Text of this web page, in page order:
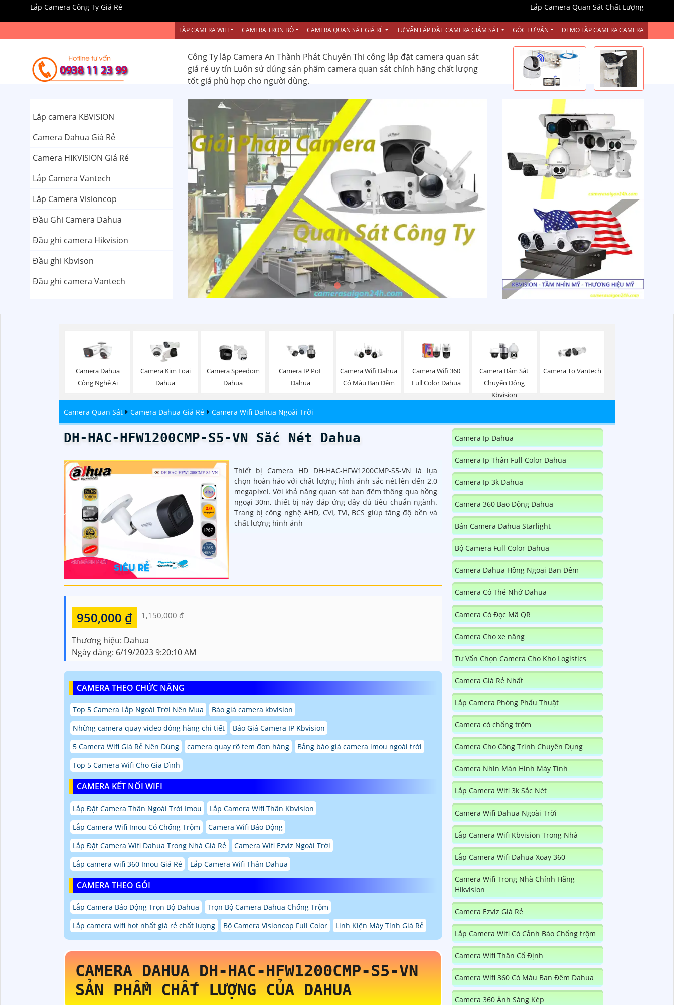
Lắp Camera Công Ty Giá Rẻ Lắp Camera Quan Sát Chất Lượng
LẮP CAMERA WIFI CAMERA TRỌN BỘ CAMERA QUAN SÁT GIÁ RẺ TƯ VẤN LẮP ĐẶT CAMERA GIÁM SÁT GÓC TƯ VẤN DEMO LẮP CAMERA CAMERA
Công Ty lắp Camera An Thành Phát Chuyên Thi công lắp đặt camera quan sát
giá rẻ uy tín Luôn sử dủng sản phẩm camera quan sát chính hãng chất lượng
tốt giá phù hợp cho người dùng.
Lắp camera KBVISION
Camera Dahua Giá Rẻ
Camera HIKVISION Giá Rẻ
Lắp Camera Vantech
Lắp Camera Visioncop
Đầu Ghi Camera Dahua
Đầu ghi camera Hikvision
Đầu ghi Kbvison
Đầu ghi camera Vantech
Camera Dahua
Công Nghệ Ai
Camera Kim Loại
Dahua
Camera Speedom
Dahua
Camera IP PoE
Dahua
Camera Wifi Dahua
Có Màu Ban Đêm
Camera Wifi 360
Full Color Dahua
Camera Bám Sát
Chuyển Động
Kbvision
Camera To Vantech
Camera Quan Sát Camera Dahua Giá Rẻ Camera Wifi Dahua Ngoài Trời
DH-HAC-HFW1200CMP-S5-VN Sắc Nét Dahua
Thiết bị Camera HD DH-HAC-HFW1200CMP-S5-VN là lựa
chọn hoàn hảo với chất lượng hình ảnh sắc nét lên đến 2.0
megapixel. Với khả năng quan sát ban đêm thông qua hồng
ngoại 30m, thiết bị này đáp ứng đầy đủ tiêu chuẩn ngành.
Trang bị công nghệ AHD, CVI, TVI, BCS giúp tăng độ bền và
chất lượng hình ảnh
950,000 ₫ 1,150,000 ₫
Thương hiệu: Dahua
Ngày đăng: 6/19/2023 9:20:10 AM
CAMERA THEO CHỨC NĂNG
Top 5 Camera Lắp Ngoài Trời Nên Mua
Báo giá camera kbvision
Những camera quay video đóng hàng chi tiết
Báo Giá Camera IP Kbvision
5 Camera Wifi Giá Rẻ Nên Dùng
camera quay rõ tem đơn hàng
Bảng báo giá camera imou ngoài trời
Top 5 Camera Wifi Cho Gia Đình
CAMERA KẾT NỐI WIFI
Lắp Đặt Camera Thân Ngoài Trời Imou
Lắp Camera Wifi Thân Kbvision
Lắp Camera Wifi Imou Có Chống Trộm
Camera Wifi Báo Động
Lắp Đặt Camera Wifi Dahua Trong Nhà Giá Rẻ
Camera Wifi Ezviz Ngoài Trời
Lắp camera wifi 360 Imou Giá Rẻ
Lắp Camera Wifi Thân Dahua
CAMERA THEO GÓI
Lắp Camera Báo Động Trọn Bộ Dahua
Trọn Bộ Camera Dahua Chống Trộm
Lắp camera wifi hot nhất giá rẻ chất lượng
Bộ Camera Visioncop Full Color Linh Kiện Máy Tính Giá Rẻ
CAMERA DAHUA DH-HAC-HFW1200CMP-S5-VN
SẢN PHẨM CHẤT LƯỢNG CỦA DAHUA
Camera Ip Dahua
Camera Ip Thân Full Color Dahua
Camera Ip 3k Dahua
Camera 360 Bao Động Dahua
Bán Camera Dahua Starlight
Bộ Camera Full Color Dahua
Camera Dahua Hồng Ngoại Ban Đêm
Camera Có Thẻ Nhớ Dahua
Camera Có Đọc Mã QR
Camera Cho xe nâng
Tư Vấn Chọn Camera Cho Kho Logistics
Camera Giá Rẻ Nhất
Lắp Camera Phòng Phẩu Thuật
Camera có chống trộm
Camera Cho Công Trình Chuyên Dụng
Camera Nhìn Màn Hình Máy Tính
Lắp Camera Wifi 3k Sắc Nét
Camera Wifi Dahua Ngoài Trời
Lắp Camera Wifi Kbvision Trong Nhà
Lắp Camera Wifi Dahua Xoay 360
Camera Wifi Trong Nhà Chính Hãng
Hikvision
Camera Ezviz Giá Rẻ
Lắp Camera Wifi Có Cảnh Báo Chống trộm
Camera Wifi Thân Cố Định
Camera Wifi 360 Có Màu Ban Đêm Dahua
Camera 360 Ánh Sáng Kép